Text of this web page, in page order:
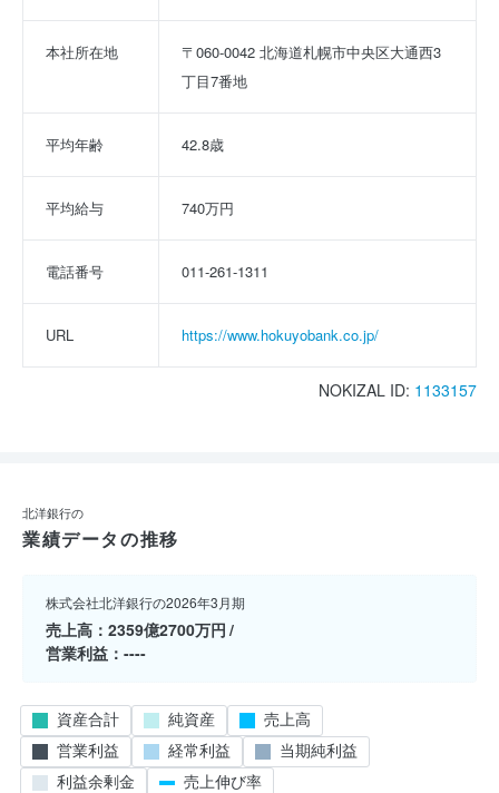
本社所在地
〒060-0042 北海道札幌市中央区大通西3
丁目7番地
平均年齢 42.8歳
平均給与 740万円
電話番号 011-261-1311
URL https://www.hokuyobank.co.jp/
NOKIZAL ID: 1133157
北洋銀行の
業績データの推移
株式会社北洋銀行の2026年3月期
売上高
2359億2700万円
営業利益
----
資産合計 純資産
売上高
営業利益
経常利益
当期純利益
利益余剰金
売上伸び率